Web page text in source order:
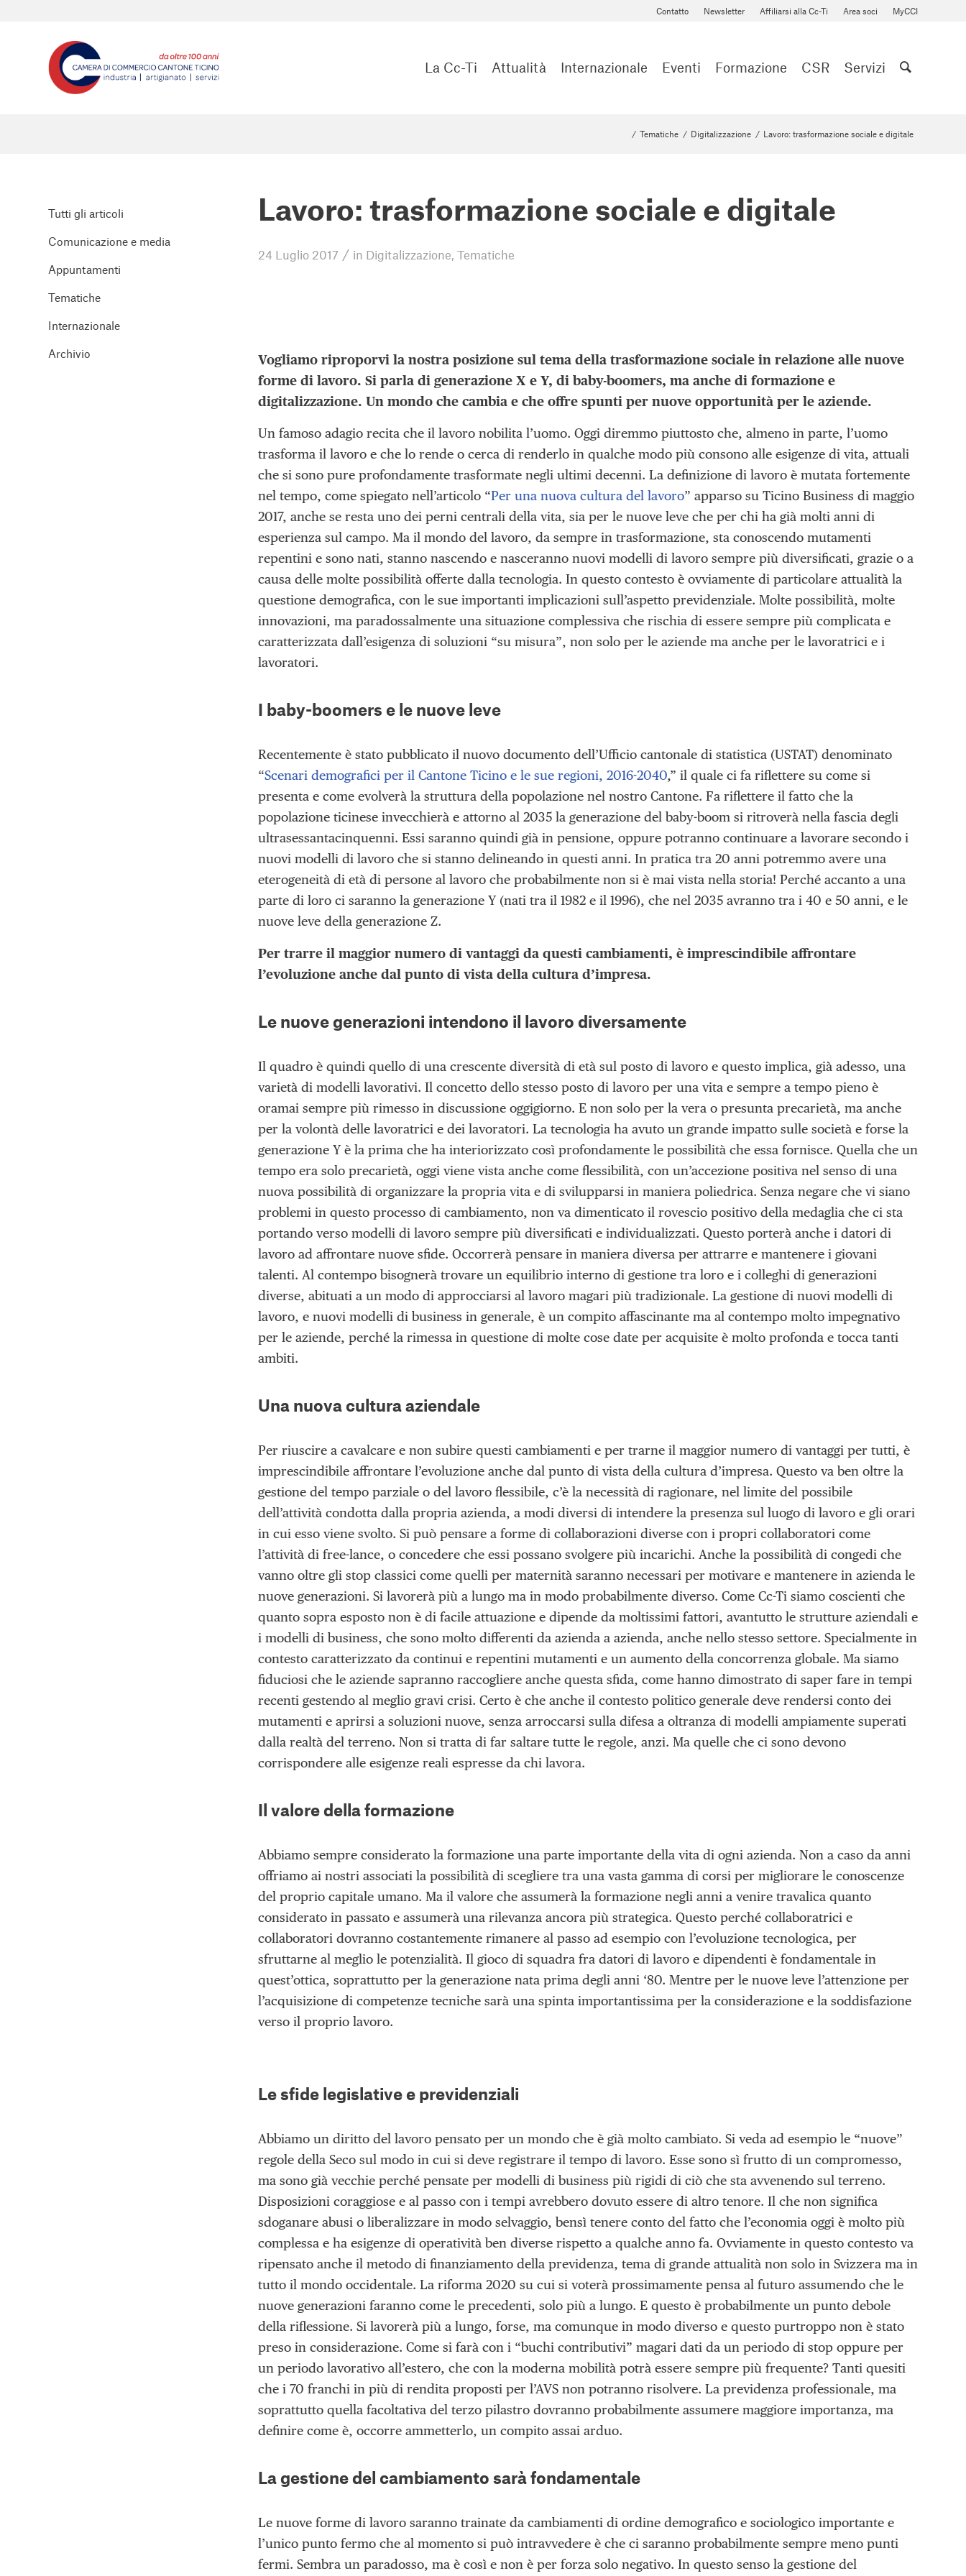
Contatto Newsletter Affiliarsi alla Cc-Ti Area soci MyCCI
La Cc-Ti Attualità Internazionale Eventi Formazione CSR Servizi
/ Tematiche / Digitalizzazione / Lavoro: trasformazione sociale e digitale
Lavoro: trasformazione sociale e digitale
24 Luglio 2017 / in Digitalizzazione, Tematiche
Vogliamo riproporvi la nostra posizione sul tema della trasformazione sociale in relazione alle nuove
forme di lavoro. Si parla di generazione X e Y, di baby-boomers, ma anche di formazione e
digitalizzazione. Un mondo che cambia e che offre spunti per nuove opportunità per le aziende.
Un famoso adagio recita che il lavoro nobilita l’uomo. Oggi diremmo piuttosto che, almeno in parte, l’uomo
trasforma il lavoro e che lo rende o cerca di renderlo in qualche modo più consono alle esigenze di vita, attuali
che si sono pure profondamente trasformate negli ultimi decenni. La definizione di lavoro è mutata fortemente
nel tempo, come spiegato nell’articolo “Per una nuova cultura del lavoro” apparso su Ticino Business di maggio
2017, anche se resta uno dei perni centrali della vita, sia per le nuove leve che per chi ha già molti anni di
esperienza sul campo. Ma il mondo del lavoro, da sempre in trasformazione, sta conoscendo mutamenti
repentini e sono nati, stanno nascendo e nasceranno nuovi modelli di lavoro sempre più diversificati, grazie o a
causa delle molte possibilità offerte dalla tecnologia. In questo contesto è ovviamente di particolare attualità la
questione demografica, con le sue importanti implicazioni sull’aspetto previdenziale. Molte possibilità, molte
innovazioni, ma paradossalmente una situazione complessiva che rischia di essere sempre più complicata e
caratterizzata dall’esigenza di soluzioni “su misura”, non solo per le aziende ma anche per le lavoratrici e i
lavoratori.
I baby-boomers e le nuove leve
Recentemente è stato pubblicato il nuovo documento dell’Ufficio cantonale di statistica (USTAT) denominato
“Scenari demografici per il Cantone Ticino e le sue regioni, 2016-2040,” il quale ci fa riflettere su come si
presenta e come evolverà la struttura della popolazione nel nostro Cantone. Fa riflettere il fatto che la
popolazione ticinese invecchierà e attorno al 2035 la generazione del baby-boom si ritroverà nella fascia degli
ultrasessantacinquenni. Essi saranno quindi già in pensione, oppure potranno continuare a lavorare secondo i
nuovi modelli di lavoro che si stanno delineando in questi anni. In pratica tra 20 anni potremmo avere una
eterogeneità di età di persone al lavoro che probabilmente non si è mai vista nella storia! Perché accanto a una
parte di loro ci saranno la generazione Y (nati tra il 1982 e il 1996), che nel 2035 avranno tra i 40 e 50 anni, e le
nuove leve della generazione Z.
Per trarre il maggior numero di vantaggi da questi cambiamenti, è imprescindibile affrontare
l’evoluzione anche dal punto di vista della cultura d’impresa.
Le nuove generazioni intendono il lavoro diversamente
Il quadro è quindi quello di una crescente diversità di età sul posto di lavoro e questo implica, già adesso, una
varietà di modelli lavorativi. Il concetto dello stesso posto di lavoro per una vita e sempre a tempo pieno è
oramai sempre più rimesso in discussione oggigiorno. E non solo per la vera o presunta precarietà, ma anche
per la volontà delle lavoratrici e dei lavoratori. La tecnologia ha avuto un grande impatto sulle società e forse la
generazione Y è la prima che ha interiorizzato così profondamente le possibilità che essa fornisce. Quella che un
tempo era solo precarietà, oggi viene vista anche come flessibilità, con un’accezione positiva nel senso di una
nuova possibilità di organizzare la propria vita e di svilupparsi in maniera poliedrica. Senza negare che vi siano
problemi in questo processo di cambiamento, non va dimenticato il rovescio positivo della medaglia che ci sta
portando verso modelli di lavoro sempre più diversificati e individualizzati. Questo porterà anche i datori di
lavoro ad affrontare nuove sfide. Occorrerà pensare in maniera diversa per attrarre e mantenere i giovani
talenti. Al contempo bisognerà trovare un equilibrio interno di gestione tra loro e i colleghi di generazioni
diverse, abituati a un modo di approcciarsi al lavoro magari più tradizionale. La gestione di nuovi modelli di
lavoro, e nuovi modelli di business in generale, è un compito affascinante ma al contempo molto impegnativo
per le aziende, perché la rimessa in questione di molte cose date per acquisite è molto profonda e tocca tanti
ambiti.
Una nuova cultura aziendale
Per riuscire a cavalcare e non subire questi cambiamenti e per trarne il maggior numero di vantaggi per tutti, è
imprescindibile affrontare l’evoluzione anche dal punto di vista della cultura d’impresa. Questo va ben oltre la
gestione del tempo parziale o del lavoro flessibile, c’è la necessità di ragionare, nel limite del possibile
dell’attività condotta dalla propria azienda, a modi diversi di intendere la presenza sul luogo di lavoro e gli orari
in cui esso viene svolto. Si può pensare a forme di collaborazioni diverse con i propri collaboratori come
l’attività di free-lance, o concedere che essi possano svolgere più incarichi. Anche la possibilità di congedi che
vanno oltre gli stop classici come quelli per maternità saranno necessari per motivare e mantenere in azienda le
nuove generazioni. Si lavorerà più a lungo ma in modo probabilmente diverso. Come Cc-Ti siamo coscienti che
quanto sopra esposto non è di facile attuazione e dipende da moltissimi fattori, avantutto le strutture aziendali e
i modelli di business, che sono molto differenti da azienda a azienda, anche nello stesso settore. Specialmente in
contesto caratterizzato da continui e repentini mutamenti e un aumento della concorrenza globale. Ma siamo
fiduciosi che le aziende sapranno raccogliere anche questa sfida, come hanno dimostrato di saper fare in tempi
recenti gestendo al meglio gravi crisi. Certo è che anche il contesto politico generale deve rendersi conto dei
mutamenti e aprirsi a soluzioni nuove, senza arroccarsi sulla difesa a oltranza di modelli ampiamente superati
dalla realtà del terreno. Non si tratta di far saltare tutte le regole, anzi. Ma quelle che ci sono devono
corrispondere alle esigenze reali espresse da chi lavora.
Il valore della formazione
Abbiamo sempre considerato la formazione una parte importante della vita di ogni azienda. Non a caso da anni
offriamo ai nostri associati la possibilità di scegliere tra una vasta gamma di corsi per migliorare le conoscenze
del proprio capitale umano. Ma il valore che assumerà la formazione negli anni a venire travalica quanto
considerato in passato e assumerà una rilevanza ancora più strategica. Questo perché collaboratrici e
collaboratori dovranno costantemente rimanere al passo ad esempio con l’evoluzione tecnologica, per
sfruttarne al meglio le potenzialità. Il gioco di squadra fra datori di lavoro e dipendenti è fondamentale in
quest’ottica, soprattutto per la generazione nata prima degli anni ‘80. Mentre per le nuove leve l’attenzione per
l’acquisizione di competenze tecniche sarà una spinta importantissima per la considerazione e la soddisfazione
verso il proprio lavoro.
Le sfide legislative e previdenziali
Abbiamo un diritto del lavoro pensato per un mondo che è già molto cambiato. Si veda ad esempio le “nuove”
regole della Seco sul modo in cui si deve registrare il tempo di lavoro. Esse sono sì frutto di un compromesso,
ma sono già vecchie perché pensate per modelli di business più rigidi di ciò che sta avvenendo sul terreno.
Disposizioni coraggiose e al passo con i tempi avrebbero dovuto essere di altro tenore. Il che non significa
sdoganare abusi o liberalizzare in modo selvaggio, bensì tenere conto del fatto che l’economia oggi è molto più
complessa e ha esigenze di operatività ben diverse rispetto a qualche anno fa. Ovviamente in questo contesto va
ripensato anche il metodo di finanziamento della previdenza, tema di grande attualità non solo in Svizzera ma in
tutto il mondo occidentale. La riforma 2020 su cui si voterà prossimamente pensa al futuro assumendo che le
nuove generazioni faranno come le precedenti, solo più a lungo. E questo è probabilmente un punto debole
della riflessione. Si lavorerà più a lungo, forse, ma comunque in modo diverso e questo purtroppo non è stato
preso in considerazione. Come si farà con i “buchi contributivi” magari dati da un periodo di stop oppure per
un periodo lavorativo all’estero, che con la moderna mobilità potrà essere sempre più frequente? Tanti quesiti
che i 70 franchi in più di rendita proposti per l’AVS non potranno risolvere. La previdenza professionale, ma
soprattutto quella facoltativa del terzo pilastro dovranno probabilmente assumere maggiore importanza, ma
definire come è, occorre ammetterlo, un compito assai arduo.
La gestione del cambiamento sarà fondamentale
Le nuove forme di lavoro saranno trainate da cambiamenti di ordine demografico e sociologico importante e
l’unico punto fermo che al momento si può intravvedere è che ci saranno probabilmente sempre meno punti
fermi. Sembra un paradosso, ma è così e non è per forza solo negativo. In questo senso la gestione del
Tutti gli articoli
Comunicazione e media
Appuntamenti
Tematiche
Internazionale
Archivio